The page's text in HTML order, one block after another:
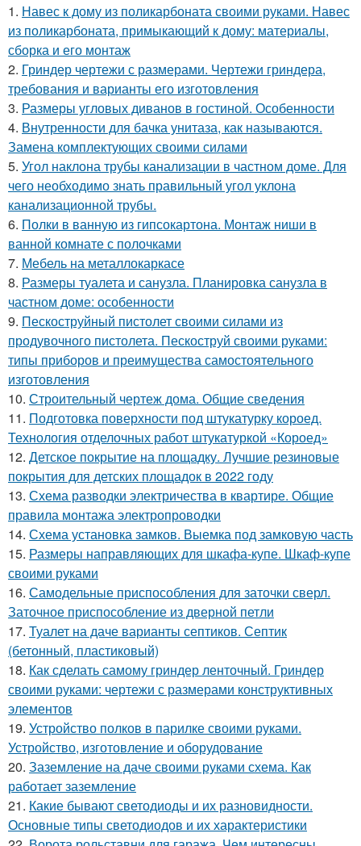
1. Навес к дому из поликарбоната своими руками. Навес
из поликарбоната, примыкающий к дому: материалы,
сборка и его монтаж
2. Гриндер чертежи с размерами. Чертежи гриндера,
требования и варианты его изготовления
3. Размеры угловых диванов в гостиной. Особенности
4. Внутренности для бачка унитаза, как называются.
Замена комплектующих своими силами
5. Угол наклона трубы канализации в частном доме. Для
чего необходимо знать правильный угол уклона
канализационной трубы.
6. Полки в ванную из гипсокартона. Монтаж ниши в
ванной комнате с полочками
7. Мебель на металлокаркасе
8. Размеры туалета и санузла. Планировка санузла в
частном доме: особенности
9. Пескоструйный пистолет своими силами из
продувочного пистолета. Пескоструй своими руками:
типы приборов и преимущества самостоятельного
изготовления
10. Строительный чертеж дома. Общие сведения
11. Подготовка поверхности под штукатурку короед.
Технология отделочных работ штукатуркой «Короед»
12. Детское покрытие на площадку. Лучшие резиновые
покрытия для детских площадок в 2022 году
13. Схема разводки электричества в квартире. Общие
правила монтажа электропроводки
14. Схема установка замков. Выемка под замковую часть
15. Размеры направляющих для шкафа-купе. Шкаф-купе
своими руками
16. Самодельные приспособления для заточки сверл.
Заточное приспособление из дверной петли
17. Туалет на даче варианты септиков. Септик
(бетонный, пластиковый)
18. Как сделать самому гриндер ленточный. Гриндер
своими руками: чертежи с размерами конструктивных
элементов
19. Устройство полков в парилке своими руками.
Устройство, изготовление и оборудование
20. Заземление на даче своими руками схема. Как
работает заземление
21. Какие бывают светодиоды и их разновидности.
Основные типы светодиодов и их характеристики